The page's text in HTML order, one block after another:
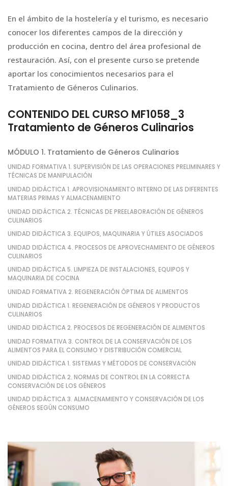
En el ámbito de la hostelería y el turismo, es necesario
conocer los diferentes campos de la dirección y
producción en cocina, dentro del área profesional de
restauración. Así, con el presente curso se pretende
aportar los conocimientos necesarios para el
Tratamiento de Géneros Culinarios.
CONTENIDO DEL CURSO MF1058_3
Tratamiento de Géneros Culinarios
MÓDULO 1. Tratamiento de Géneros Culinarios
UNIDAD FORMATIVA 1. SUPERVISIÓN DE LAS OPERACIONES PRELIMINARES Y
TÉCNICAS DE MANIPULACIÓN
UNIDAD DIDÁCTICA 1. APROVISIONAMIENTO INTERNO DE LAS DIFERENTES
MATERIAS PRIMAS Y ALMACENAMIENTO
UNIDAD DIDÁCTICA 2. TÉCNICAS DE PREELABORACIÓN DE GÉNEROS
CULINARIOS
UNIDAD DIDÁCTICA 3. EQUIPOS, MAQUINARIA Y ÚTILES ASOCIADOS
UNIDAD DIDÁCTICA 4. PROCESOS DE APROVECHAMIENTO DE GÉNEROS
CULINARIOS
UNIDAD DIDÁCTICA 5. LIMPIEZA DE INSTALACIONES, EQUIPOS Y
MAQUINARIA DE COCINA
UNIDAD FORMATIVA 2. REGENERACIÓN ÓPTIMA DE ALIMENTOS
UNIDAD DIDÁCTICA 1. REGENERACIÓN DE GÉNEROS Y PRODUCTOS
CULINARIOS
UNIDAD DIDÁCTICA 2. PROCESOS DE REGENERACIÓN DE ALIMENTOS
UNIDAD FORMATIVA 3. CONTROL DE LA CONSERVACIÓN DE LOS
ALIMENTOS PARA EL CONSUMO Y DISTRIBUCIÓN COMERCIAL
UNIDAD DIDÁCTICA 1. SISTEMAS Y MÉTODOS DE CONSERVACIÓN
UNIDAD DIDÁCTICA 2. NORMAS DE CONTROL EN LA CORRECTA
CONSERVACIÓN DE LOS GÉNEROS
UNIDAD DIDÁCTICA 3. ALMACENAMIENTO Y CONSERVACIÓN DE LOS
GÉNEROS SEGÚN CONSUMO